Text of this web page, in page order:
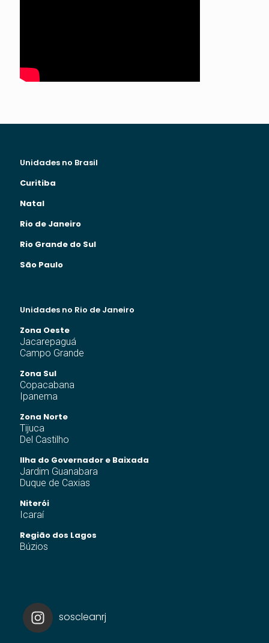
Unidades no Brasil
Curitiba
Natal
Rio de Janeiro
Rio Grande do Sul
São Paulo
Unidades no Rio de Janeiro
Zona Oeste
Jacarepaguá
Campo Grande
Zona Sul
Copacabana
Ipanema
Zona Norte
Tijuca
Del Castilho
Ilha do Governador e Baixada
Jardim Guanabara
Duque de Caxias
Niterói
Icaraí
Região dos Lagos
Búzios
soscleanrj